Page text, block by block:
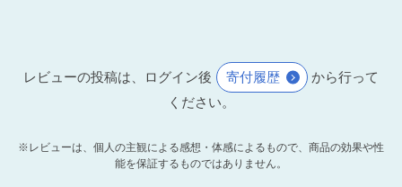
レビューの投稿は、ログイン後 寄付履歴
から行って
ください。
※レビューは、個人の主観による感想・体感によるもので、商品の効果や性
能を保証するものではありません。